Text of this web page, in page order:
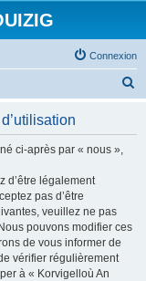
Connexion
ci-après par « nous »,
d’être légalement
pas d’être
veuillez ne pas
pouvons modifier ces
de vous informer de
vérifier régulièrement
à « Korvigelloù An